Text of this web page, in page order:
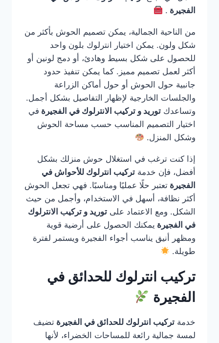
الفجيرة .
من الناحية الجمالية، يمكن تصميم الحوش بأكثر من
شكل ولون. يمكن اختيار انترلوك بلون واحد
للحصول على شكل بسيط وهادئ، أو دمج لونين أو
أكثر لعمل تصميم مميز. كما يمكن تنفيذ حدود
جانبية حول الحوش أو حول أماكن الزراعة
والجلسات الخارجية لإظهار التفاصيل بشكل أجمل.
وتساعدك توريد و تركيب الانترلوك في الفجيرة في
اختيار التصميم المناسب حسب مساحة الحوش
وشكل المنزل.
إذا كنت ترغب في استغلال حوش منزلك بشكل
أفضل، فإن خدمة تركيب انترلوك للأحواش في
الفجيرة تعتبر حلًا عمليًا ومناسبًا. فهي تجعل الحوش
أكثر نظافة، أسهل في الاستخدام، وأجمل من حيث
الشكل. ومع الاعتماد على توريد و تركيب الانترلوك
في الفجيرة يمكنك الحصول على أرضية قوية
ومظهر أنيق يناسب أجواء الفجيرة ويستمر لفترة
طويلة.
تركيب انترلوك للحدائق في
الفجيرة
خدمة تركيب انترلوك للحدائق في الفجيرة تضيف
لمسة جمالية رائعة للمساحات الخضراء، لأنها